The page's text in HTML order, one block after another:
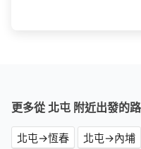
更多從 北屯 附近出發的
北屯→恆春 北屯→內埔